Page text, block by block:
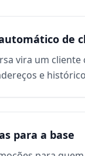
de
vira um cliente
e
para a base